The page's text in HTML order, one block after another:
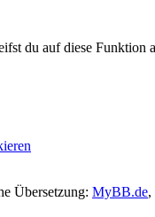
du auf diese Funktion
Übersetzung: MyBB.de,